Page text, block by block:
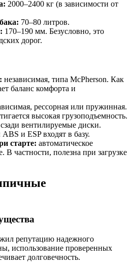
2000–2400 кг (в зависимости от
70–80 литров.
170–190 мм. Безусловно, это
дорог.
независимая, типа McPherson. Как
баланс комфорта и
рессорная или пружинная.
высокая грузоподъемность.
вентилируемые диски.
и ESP входят в базу.
старте: автоматическое
В частности, полезна при загрузке
репутацию надежного
использование проверенных
долговечность.